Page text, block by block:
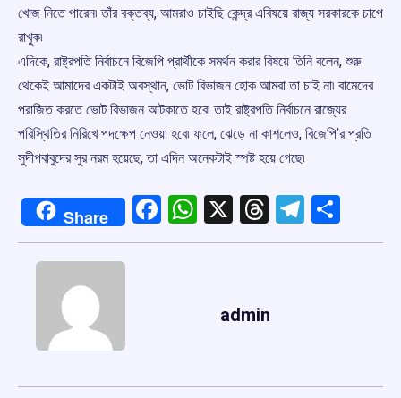
খোজ নিতে পারেন৷ তাঁর বক্তব্য, আমরাও চাইছি কেন্দ্র এবিষয়ে রাজ্য সরকারকে চাপে
রাখুক৷
এদিকে, রাষ্ট্রপতি নির্বাচনে বিজেপি প্রার্থীকে সমর্থন করার বিষয়ে তিনি বলেন, শুরু
থেকেই আমাদের একটাই অবস্থান, ভোট বিভাজন হোক আমরা তা চাই না৷ বামেদের
পরাজিত করতে ভোট বিভাজন আটকাতে হবে৷ তাই রাষ্ট্রপতি নির্বাচনে রাজ্যের
পরিস্থিতির নিরিখে পদক্ষেপ নেওয়া হবে৷ ফলে, ঝেড়ে না কাশলেও, বিজেপি’র প্রতি
সুদীপবাবুদের সুর নরম হয়েছে, তা এদিন অনেকটাই স্পষ্ট হয়ে গেছে৷
Share Facebook
WhatsApp
X Threads
admin